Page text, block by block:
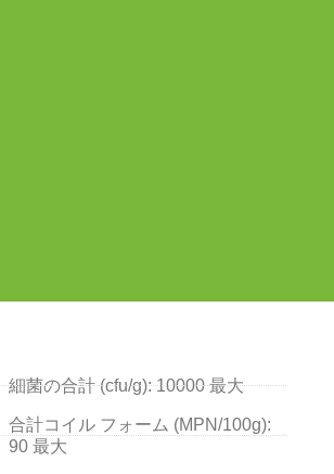
細菌の合計 (cfu/g): 10000 最大
合計コイル フォーム (MPN/100g):
90 最大